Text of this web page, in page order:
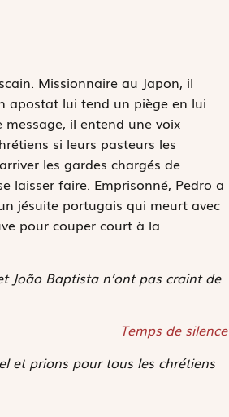
Missionnaire au Japon, il
apostat lui tend un piège en lui
il entend une voix
si leurs pasteurs les
les gardes chargés de
laisser faire. Emprisonné, Pedro a
jésuite portugais qui meurt avec
pour couper court à la
João Baptista n’ont pas craint de
Temps de silence
et prions pour tous les chrétiens